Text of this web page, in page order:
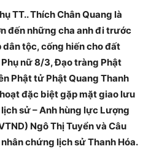
TT.. Thích Chân Quang là
đến những cha anh đi trước
dân tộc, cống hiến cho đất
nữ 8/3, Đạo tràng Phật
Phật tử Phật Quang Thanh
đặc biệt gặp mặt giao lưu
sử – Anh hùng lực Lượng
Ngô Thị Tuyển và Câu
chứng lịch sử Thanh Hóa.